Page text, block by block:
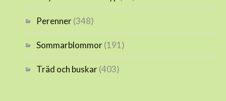
Perenner(348)
Sommarblommor(191)
Träd och buskar(403)